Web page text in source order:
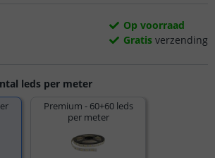
leds per meter
Premium - 60+60 leds
per meter
Op voorraad
Gratis verzending